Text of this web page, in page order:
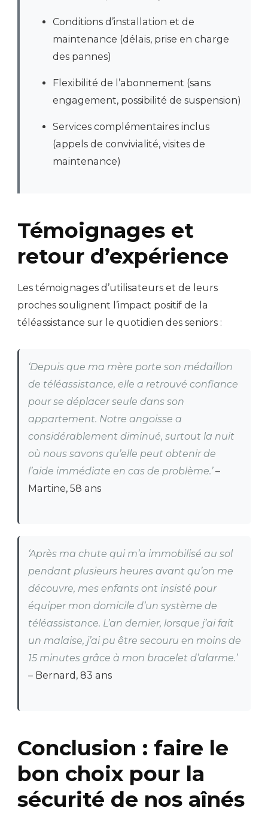
Conditions d’installation et de
maintenance (délais, prise en charge
des pannes)
Flexibilité de l’abonnement (sans
engagement, possibilité de suspension)
Services complémentaires inclus
(appels de convivialité, visites de
maintenance)
Témoignages et
retour d’expérience
Les témoignages d’utilisateurs et de leurs
proches soulignent l’impact positif de la
téléassistance sur le quotidien des seniors :
‘Depuis que ma mère porte son médaillon
de téléassistance, elle a retrouvé confiance
pour se déplacer seule dans son
appartement. Notre angoisse a
considérablement diminué, surtout la nuit
où nous savons qu’elle peut obtenir de
l’aide immédiate en cas de problème.’–
Martine, 58 ans
‘Après ma chute qui m’a immobilisé au sol
pendant plusieurs heures avant qu’on me
découvre, mes enfants ont insisté pour
équiper mon domicile d’un système de
téléassistance. L’an dernier, lorsque j’ai fait
un malaise, j’ai pu être secouru en moins de
15 minutes grâce à mon bracelet d’alarme.’
– Bernard, 83 ans
Conclusion : faire le
bon choix pour la
sécurité de nos aînés